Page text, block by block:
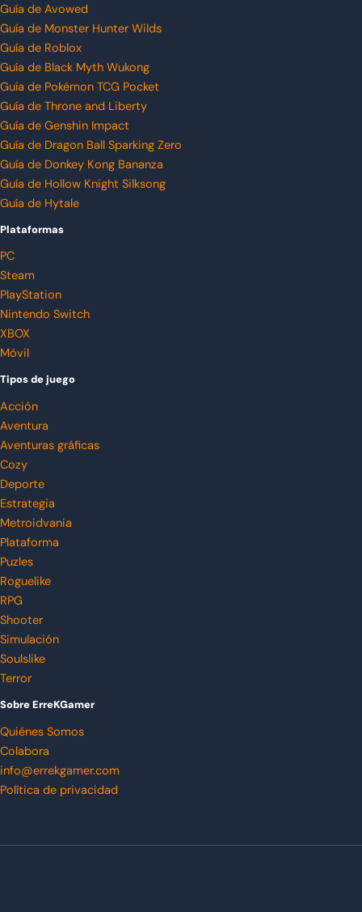
Guía de Avowed
Guía de Monster Hunter Wilds
Guía de Roblox
Guía de Black Myth Wukong
Guía de Pokémon TCG Pocket
Guía de Throne and Liberty
Guía de Genshin Impact
Guía de Dragon Ball Sparking Zero
Guía de Donkey Kong Bananza
Guía de Hollow Knight Silksong
Guía de Hytale
Plataformas
PC
Steam
PlayStation
Nintendo Switch
XBOX
Móvil
Tipos de juego
Acción
Aventura
Aventuras gráficas
Cozy
Deporte
Estrategia
Metroidvania
Plataforma
Puzles
Roguelike
RPG
Shooter
Simulación
Soulslike
Terror
Sobre ErreKGamer
Quiénes Somos
Colabora
info@errekgamer.com
Política de privacidad